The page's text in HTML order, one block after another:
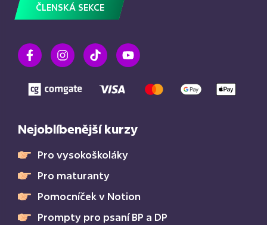
ČLENSKÁ SEKCE
Nejoblíbenější kurzy
Pro vysokoškoláky
Pro maturanty
Pomocníček v Notion
Prompty pro psaní BP a DP